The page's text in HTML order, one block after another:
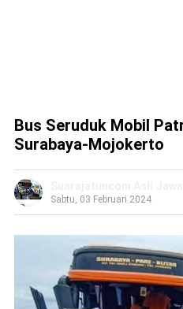
Bus Seruduk Mobil
Surabaya-Mojokerto
Sabtu, 03 Februari 2024